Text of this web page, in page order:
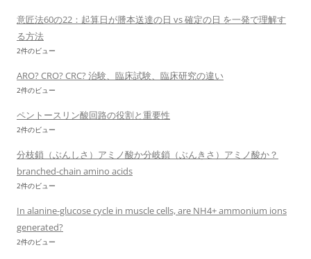
意匠法60の22：起算日が謄本送達の日 vs 確定の日 を一発で理解す
る方法
2件のビュー
ARO? CRO? CRC? 治験、臨床試験、臨床研究の違い
2件のビュー
ペントースリン酸回路の役割と重要性
2件のビュー
分枝鎖（ぶんしさ）アミノ酸か分岐鎖（ぶんきさ）アミノ酸か？
branched-chain amino acids
2件のビュー
In alanine-glucose cycle in muscle cells, are NH4+ ammonium ions
generated?
2件のビュー